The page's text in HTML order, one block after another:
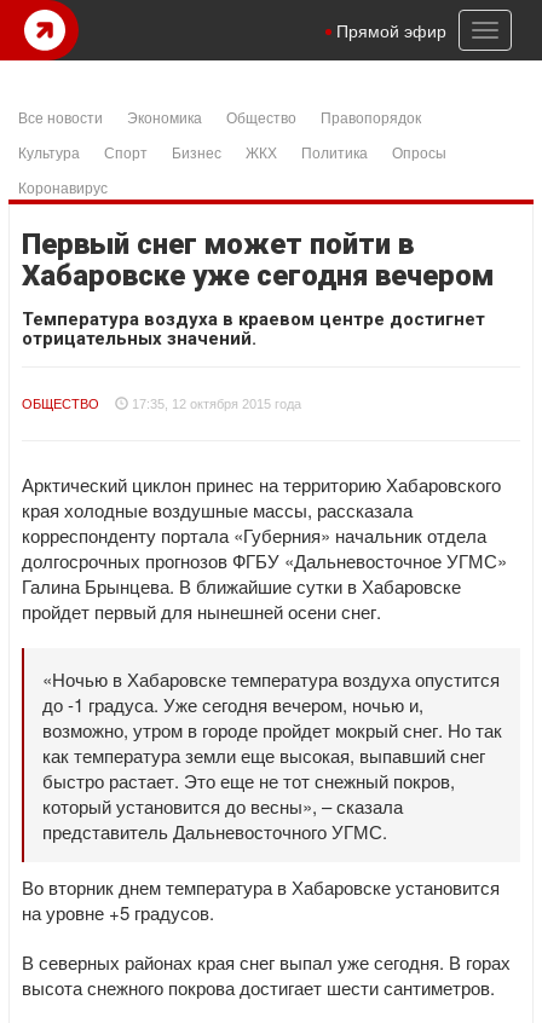
Toggle
Прямой эфир
Все новости Экономика Общество
Правопорядок
Культура
Спорт Бизнес ЖКХ Политика
Опросы
Коронавирус
Первый снег может пойти в
Хабаровске уже сегодня вечером
Температура воздуха в краевом центре достигнет
отрицательных значений.
ОБЩЕСТВО 17:35, 12 октября 2015 года
Арктический циклон принес на территорию Хабаровского
края холодные воздушные массы, рассказала
корреспонденту портала «Губерния» начальник отдела
долгосрочных прогнозов ФГБУ «Дальневосточное УГМС»
Галина Брынцева. В ближайшие сутки в Хабаровске
пройдет первый для нынешней осени снег.
«Ночью в Хабаровске температура воздуха опустится
до -1 градуса. Уже сегодня вечером, ночью и,
возможно, утром в городе пройдет мокрый снег. Но так
как температура земли еще высокая, выпавший снег
быстро растает. Это еще не тот снежный покров,
который установится до весны», – сказала
представитель Дальневосточного УГМС.
Во вторник днем температура в Хабаровске установится
на уровне +5 градусов.
В северных районах края снег выпал уже сегодня. В горах
высота снежного покрова достигает шести сантиметров.